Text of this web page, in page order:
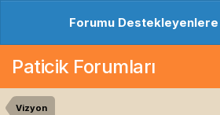
Forumu Destekleyenlere
Paticik Forumları
Vizyon